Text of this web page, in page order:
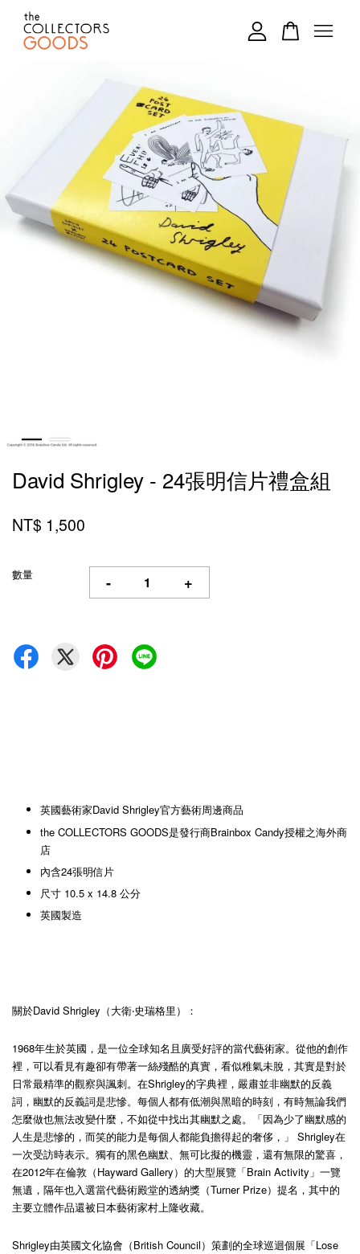
David Shrigley - 24張明信片禮盒組
NT$ 1,500
數量 - +
英國藝術家David Shrigley官方藝術周邊商品
the COLLECTORS GOODS是發行商Brainbox Candy授權之海外商
店
內含24張明信片
尺寸 10.5 x 14.8 公分
英國製造
關於David Shrigley（大衛‧史瑞格里）：
1968年生於英國，是一位全球知名且廣受好評的當代藝術家。從他的創作
裡，可以看見有趣卻有帶著一絲殘酷的真實，看似稚氣未脫，其實是對於
日常最精準的觀察與諷刺。在Shrigley的字典裡，嚴肅並非幽默的反義
詞，幽默的反義詞是悲慘。每個人都有低潮與黑暗的時刻，有時無論我們
怎麼做也無法改變什麼，不如從中找出其幽默之處。「因為少了幽默感的
人生是悲慘的，而笑的能力是每個人都能負擔得起的奢侈，」 Shrigley在
一次受訪時表示。獨有的黑色幽默、無可比擬的機靈，還有無限的驚喜，
在2012年在倫敦（Hayward Gallery）的大型展覽「Brain Activity」一覽
無遺，隔年也入選當代藝術殿堂的透納獎（Turner Prize）提名，其中的
主要立體作品還被日本藝術家村上隆收藏。
Shrigley由英國文化協會（British Council）策劃的全球巡迴個展「Lose
您的購物車目前還是空的。
繼續購物